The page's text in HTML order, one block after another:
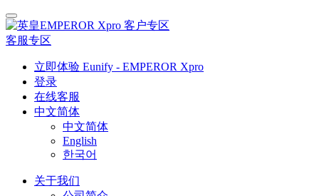
客户专区
客服专区
立即体验 Eunify - EMPEROR Xpro
登录
在线客服
中文简体
中文简体
English
한국어
关于我们